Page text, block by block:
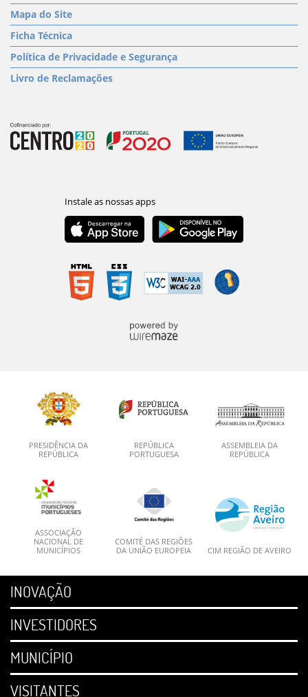
Mapa do Site
Ficha Técnica
Política de Privacidade e Segurança
Livro de Reclamações
PRESIDÊNCIA DA
REPÚBLICA
REPÚBLICA
PORTUGUESA
ASSEMBLEIA DA
REPÚBLICA
ASSOCIAÇÃO
NACIONAL DE
MUNICÍPIOS
COMITÉ DAS REGIÕES
DA UNIÃO EUROPEIA
CIM REGIÃO DE AVEIRO
INOVAÇÃO
INVESTIDORES
MUNICÍPIO
VISITANTES